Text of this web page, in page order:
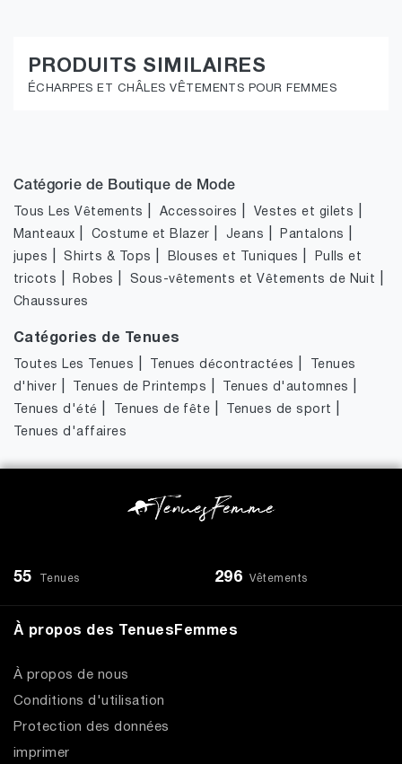
PRODUITS SIMILAIRES
ÉCHARPES ET CHÂLES VÊTEMENTS POUR FEMMES
Catégorie de Boutique de Mode
Tous Les Vêtements Accessoires Vestes et gilets
Manteaux Costume et Blazer Jeans Pantalons
jupes |Shirts & Tops Blouses et Tuniques
Pulls et
tricots
Robes Sous-vêtements et Vêtements de Nuit
Chaussures
Catégories de Tenues
Toutes Les Tenues Tenues décontractées
Tenues
d'hiver
Tenues de Printemps Tenues d'automnes
Tenues d'été Tenues de fête Tenues de sport
Tenues d'affaires
55 Tenues 296 Vêtements
À propos des TenuesFemmes
À propos de nous
Conditions d'utilisation
Protection des données
imprimer